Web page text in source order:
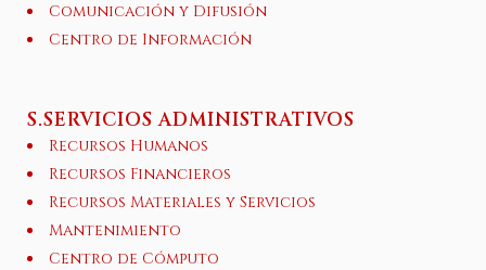
Comunicación y Difusión
Centro de Información
S.SERVICIOS ADMINISTRATIVOS
Recursos Humanos
Recursos Financieros
Recursos Materiales y Servicios
Mantenimiento
Centro de Cómputo